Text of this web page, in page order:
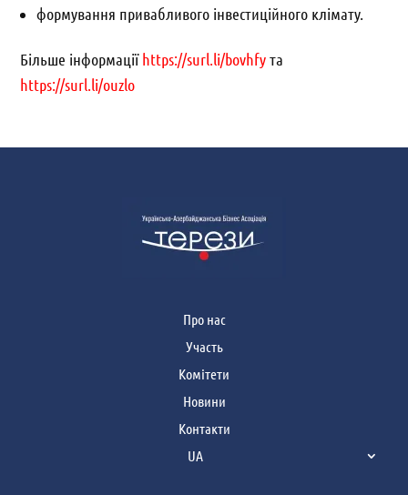
формування привабливого інвестиційного клімату.
Більше інформації https://surl.li/bovhfy та
https://surl.li/ouzlo
Про нас
Участь
Комітети
Новини
Контакти
UA